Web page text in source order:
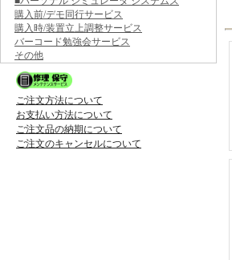
購入前/デモ同行サービス
購入時/装置立上調整サービス
バーコード勉強会サービス
その他
ご注文方法について
お支払い方法について
ご注文品の納期について
ご注文のキャンセルについて